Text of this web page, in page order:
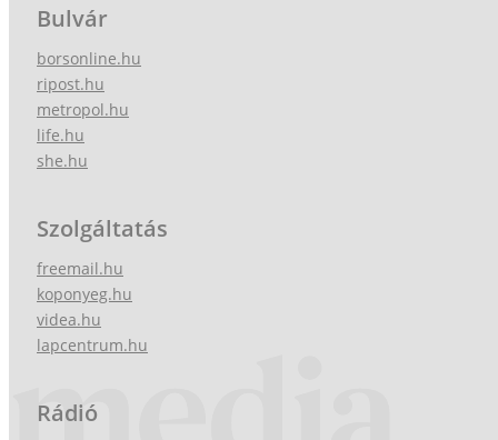
Bulvár
borsonline.hu
ripost.hu
metropol.hu
life.hu
she.hu
Szolgáltatás
freemail.hu
koponyeg.hu
videa.hu
lapcentrum.hu
Rádió